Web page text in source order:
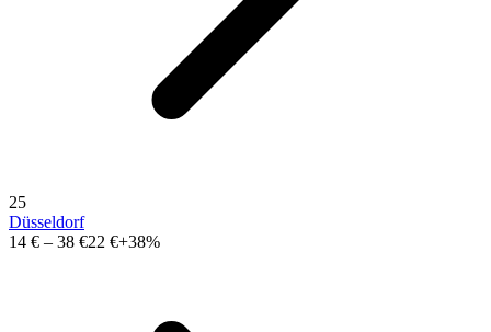
25
Düsseldorf
14 € – 38 €22 €+38%